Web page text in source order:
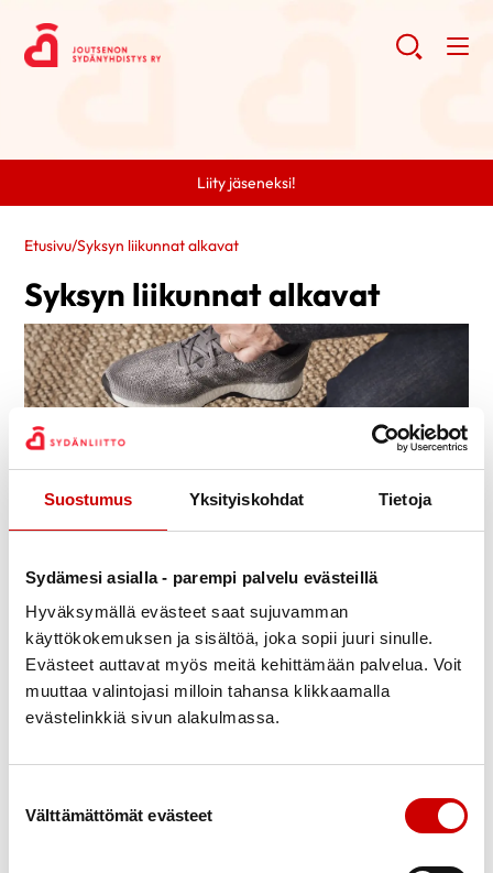
Suostumus Yksityiskohdat Tietoja
Sydämesi asialla - parempi palvelu evästeillä
Hyväksymällä evästeet saat sujuvamman
käyttökokemuksen ja sisältöä, joka sopii juuri sinulle.
Evästeet auttavat myös meitä kehittämään palvelua. Voit
muuttaa valintojasi milloin tahansa klikkaamalla
evästelinkkiä sivun alakulmassa.
Välttämättömät evästeet
Liity jäseneksi!
Etusivu/Syksyn liikunnat alkavat
Syksyn liikunnat alkavat
Päivitetty 20.9.2023
Jaa Whatsapp
Jaa Facebook
Jaa TwitterJaa Linkedin
Jaa EmailJaa Print
Syksyn liikunnat alkavat viikolla 36 (4.9. alk) ja
päättyvät viikolla 50 (11.12. alkavalla viikolla).
Päivät ja kellon ajat tarkemmin